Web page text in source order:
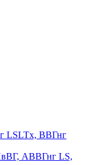
LSLTx, ВВГнг
АВВГнг LS,